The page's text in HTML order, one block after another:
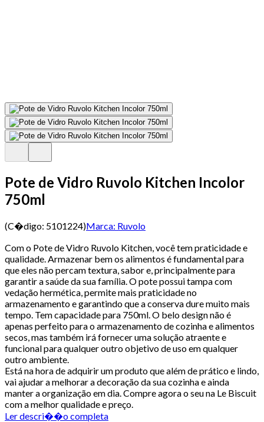
Pote de Vidro Ruvolo Kitchen Incolor
750ml
(C�digo: 5101224)Marca: Ruvolo
Com o Pote de Vidro Ruvolo Kitchen, você tem praticidade e
qualidade. Armazenar bem os alimentos é fundamental para
que eles não percam textura, sabor e, principalmente para
garantir a saúde da sua família. O pote possui tampa com
vedação hermética, permite mais praticidade no
armazenamento e garantindo que a conserva dure muito mais
tempo. Tem capacidade para 750ml. O belo design não é
apenas perfeito para o armazenamento de cozinha e alimentos
secos, mas também irá fornecer uma solução atraente e
funcional para qualquer outro objetivo de uso em qualquer
outro ambiente.
Está na hora de adquirir um produto que além de prático e lindo,
vai ajudar a melhorar a decoração da sua cozinha e ainda
manter a organização em dia. Compre agora o seu na Le Biscuit
com a melhor qualidade e preço.
Ler descri��o completa